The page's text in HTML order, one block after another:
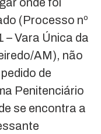
onde foi
(Processo nº
Vara Única da
AM), não
de
Penitenciário
se encontra a